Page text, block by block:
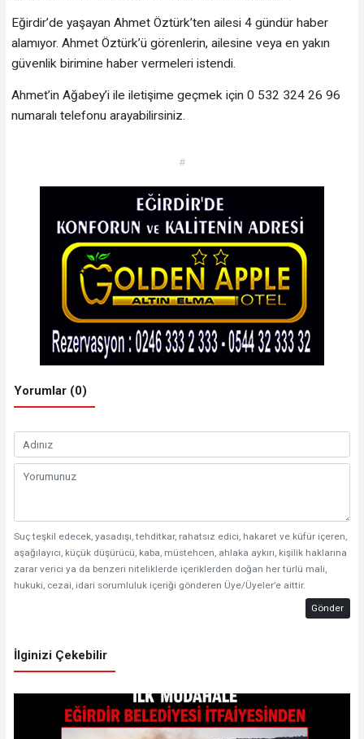
Eğirdir’de yaşayan Ahmet Öztürk’ten ailesi 4 gündür haber
alamıyor. Ahmet Öztürk’ü görenlerin, ailesine veya en yakın
güvenlik birimine haber vermeleri istendi.
Ahmet’in Ağabey’i ile iletişime geçmek için 0 532 324 26 96
numaralı telefonu arayabilirsiniz.
#
Yorumlar (0)
Suç teşkil edecek, yasadışı, tehditkar, rahatsız edici, hakaret ve küfür içeren,
aşağılayıcı, küçük düşürücü, kaba, müstehcen, ahlaka aykırı, kişilik haklarına
zarar verici ya da benzeri niteliklerde içeriklerden doğan her türlü mali,
hukuki, cezai, idari sorumluluk içeriği gönderen Üye/Üyeler’e aittir.
Gönder
İlginizi Çekebilir